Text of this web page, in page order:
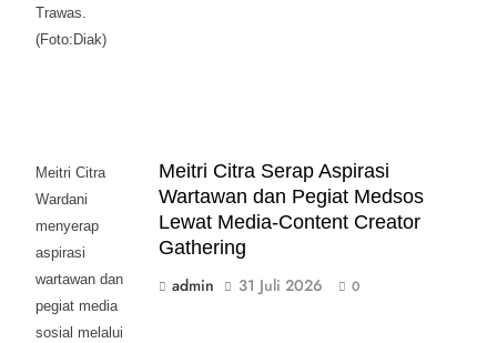
Trawas.
(Foto:Diak)
Meitri Citra
Wardani
menyerap
aspirasi
wartawan dan
pegiat media
sosial melalui
Meitri Citra Serap Aspirasi
Wartawan dan Pegiat Medsos
Lewat Media-Content Creator
Gathering
admin
31 Juli 2026 0